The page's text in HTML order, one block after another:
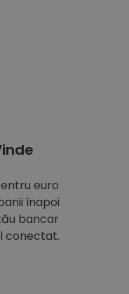
euro
înapoi
bancar
conectat.